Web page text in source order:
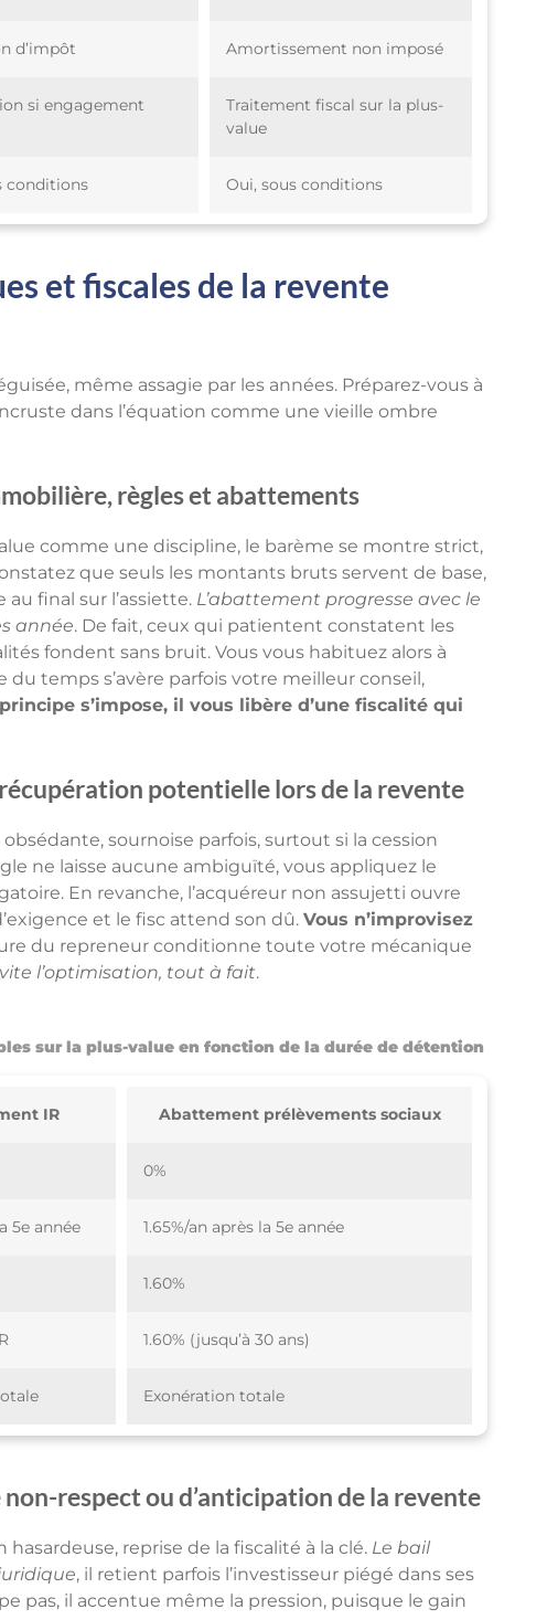
d’impôt Amortissement non imposé
si engagement
Traitement fiscal sur la plus-
value
conditions Oui, sous conditions
et fiscales de la revente
même assagie par les années. Préparez-vous à
dans l’équation comme une vieille ombre
règles et abattements
comme une discipline, le barème se montre strict,
que seuls les montants bruts servent de base,
final sur l’assiette. L’abattement progresse avec le
année. De fait, ceux qui patientent constatent les
fondent sans bruit. Vous vous habituez alors à
temps s’avère parfois votre meilleur conseil,
s’impose, il vous libère d’une fiscalité qui
potentielle lors de la revente
sournoise parfois, surtout si la cession
ne laisse aucune ambiguïté, vous appliquez le
En revanche, l’acquéreur non assujetti ouvre
et le fisc attend son dû. Vous n’improvisez
du repreneur conditionne toute votre mécanique
l’optimisation, tout à fait.
sur la plus-value en fonction de la durée de détention
IR Abattement prélèvements sociaux
0%
5e année 1.65%/an après la 5e année
1.60%
1.60% (jusqu’à 30 ans)
Exonération totale
non-respect ou d’anticipation de la revente
reprise de la fiscalité à la clé. Le bail
, il retient parfois l’investisseur piégé dans ses
pas, il accentue même la pression, puisque le gain